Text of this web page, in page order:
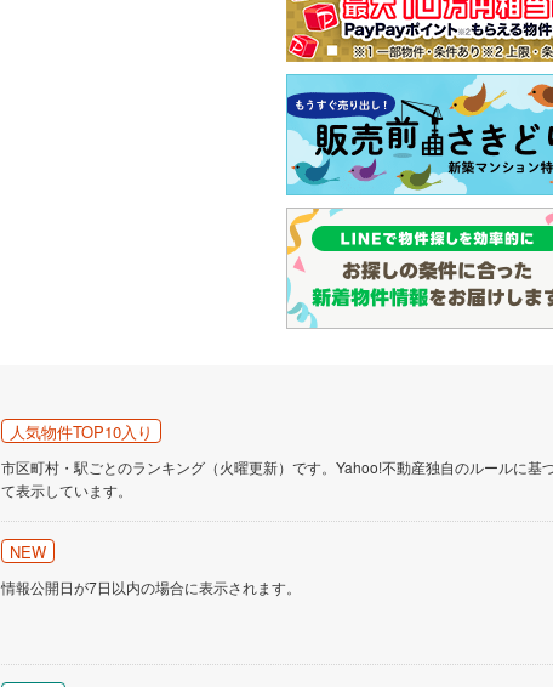
人気物件TOP10入り
市区町村・駅ごとのランキング（火曜更新）です。Yahoo!不動産独自のルールに基
て表示しています。
NEW
情報公開日が7日以内の場合に表示されます。